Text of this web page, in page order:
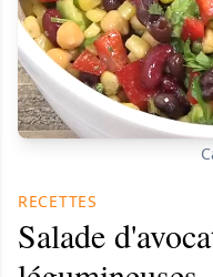
RECETTES
Salade